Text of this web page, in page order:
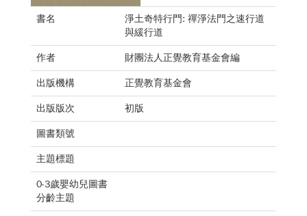
書名
淨土奇特行門: 禪淨法門之速行道
與緩行道
作者 財團法人正覺教育基金會編
出版機構 正覺教育基金會
出版版次 初版
圖書類號
主題標題
0-3歲嬰幼兒圖書
分齡主題